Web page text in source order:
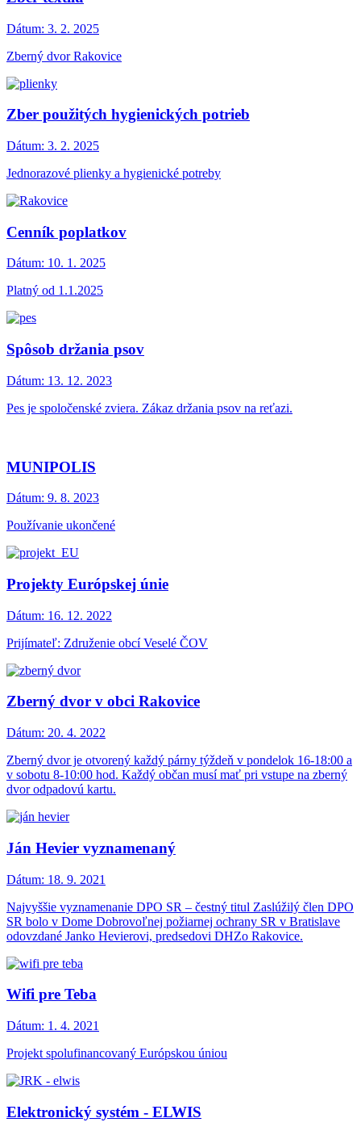
Dátum: 3. 2. 2025
Zberný dvor Rakovice
Zber použitých hygienických potrieb
Dátum: 3. 2. 2025
Jednorazové plienky a hygienické potreby
Cenník poplatkov
Dátum: 10. 1. 2025
Platný od 1.1.2025
Spôsob držania psov
Dátum: 13. 12. 2023
Pes je spoločenské zviera. Zákaz držania psov na reťazi.
MUNIPOLIS
Dátum: 9. 8. 2023
Používanie ukončené
Projekty Európskej únie
Dátum: 16. 12. 2022
Prijímateľ: Združenie obcí Veselé ČOV
Zberný dvor v obci Rakovice
Dátum: 20. 4. 2022
Zberný dvor je otvorený každý párny týždeň v pondelok 16-18:00 a
v sobotu 8-10:00 hod. Každý občan musí mať pri vstupe na zberný
dvor odpadovú kartu.
Ján Hevier vyznamenaný
Dátum: 18. 9. 2021
Najvyššie vyznamenanie DPO SR – čestný titul Zaslúžilý člen DPO
SR bolo v Dome Dobrovoľnej požiarnej ochrany SR v Bratislave
odovzdané Janko Hevierovi, predsedovi DHZo Rakovice.
Wifi pre Teba
Dátum: 1. 4. 2021
Projekt spolufinancovaný Európskou úniou
Elektronický systém - ELWIS